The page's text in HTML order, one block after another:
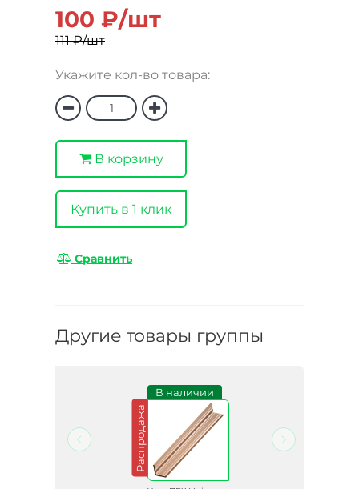
100 ₽/шт
111 ₽/шт
Укажите кол-во товара:
В корзину
Купить в 1 клик
Сравнить
Другие товары группы
Распродажа
В наличии